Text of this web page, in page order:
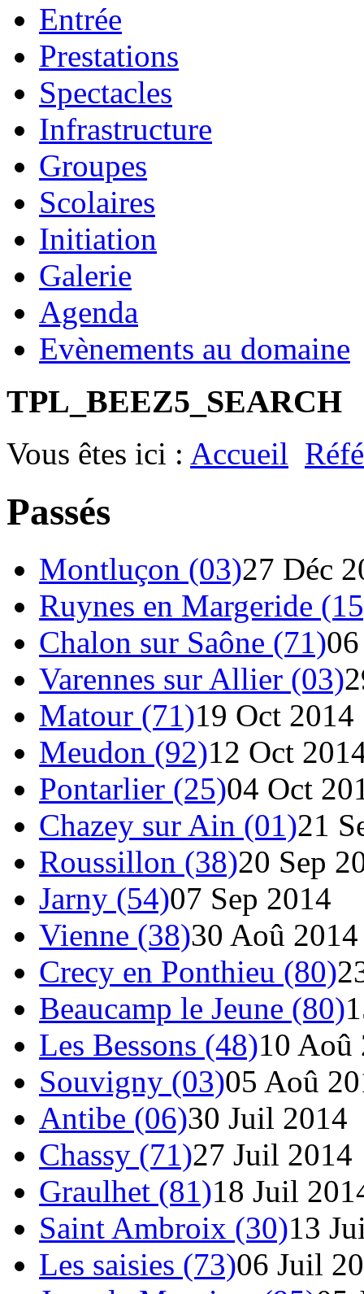
Entrée
Prestations
Spectacles
Infrastructure
Groupes
Scolaires
Initiation
Galerie
Agenda
Evènements au domaine
TPL_BEEZ5_SEARCH
Vous êtes ici : Accueil
Passés
Montluçon (03)27 Déc
Ruynes en Margeride
Chalon sur Saône (71)
Varennes sur Allier (03)
Matour (71)19 Oct 2014
Meudon (92)12 Oct
Pontarlier (25)04 Oct
Chazey sur Ain (01)21
Roussillon (38)20 Sep
Jarny (54)07 Sep 2014
Vienne (38)30 Aoû 2014
Crecy en Ponthieu (80)
Beaucamp le Jeune (80)
Les Bessons (48)10 Aoû
Souvigny (03)05 Aoû
Antibe (06)30 Juil 2014
Chassy (71)27 Juil 2014
Graulhet (81)18 Juil
Saint Ambroix (30)13
Les saisies (73)06 Juil